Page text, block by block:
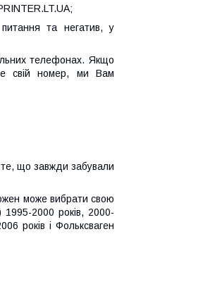
та негатив, у
телефонах. Якщо
свій номер, ми Вам
те, що завжди забували
може вибрати свою
2000 років, 2000-
років і Фольксваген